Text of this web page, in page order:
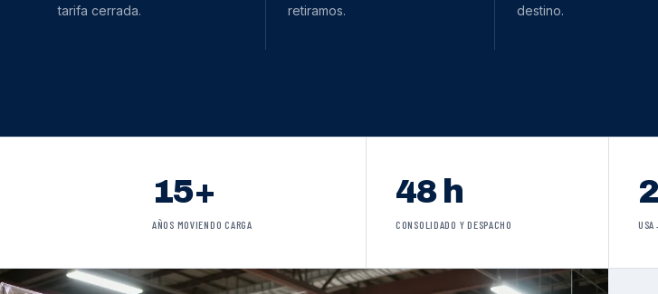
tarifa cerrada.
retiramos.
destino.
15+
AÑOS MOVIENDO CARGA
48 h
CONSOLIDADO Y DESPACHO